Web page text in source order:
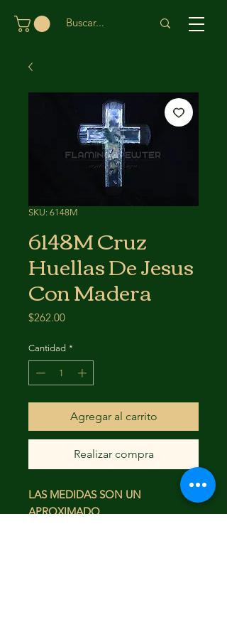
SKU: 6148M
6148M Cruz
Huellas De Jesus
Con Madera
$262.00Precio
Cantidad *
Agregar al carrito
Realizar compra
LAS MEDIDAS SON UN
APROXIMADO